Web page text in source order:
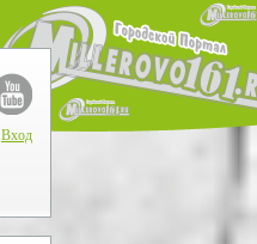
Вход